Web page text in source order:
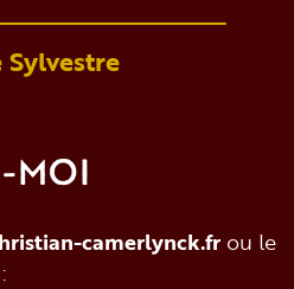
MOI
camerlynck.fr ou le